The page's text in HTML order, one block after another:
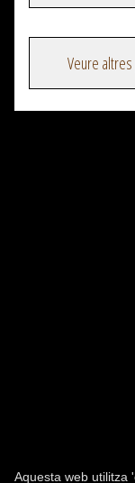
Veure
Aquesta web utilitza